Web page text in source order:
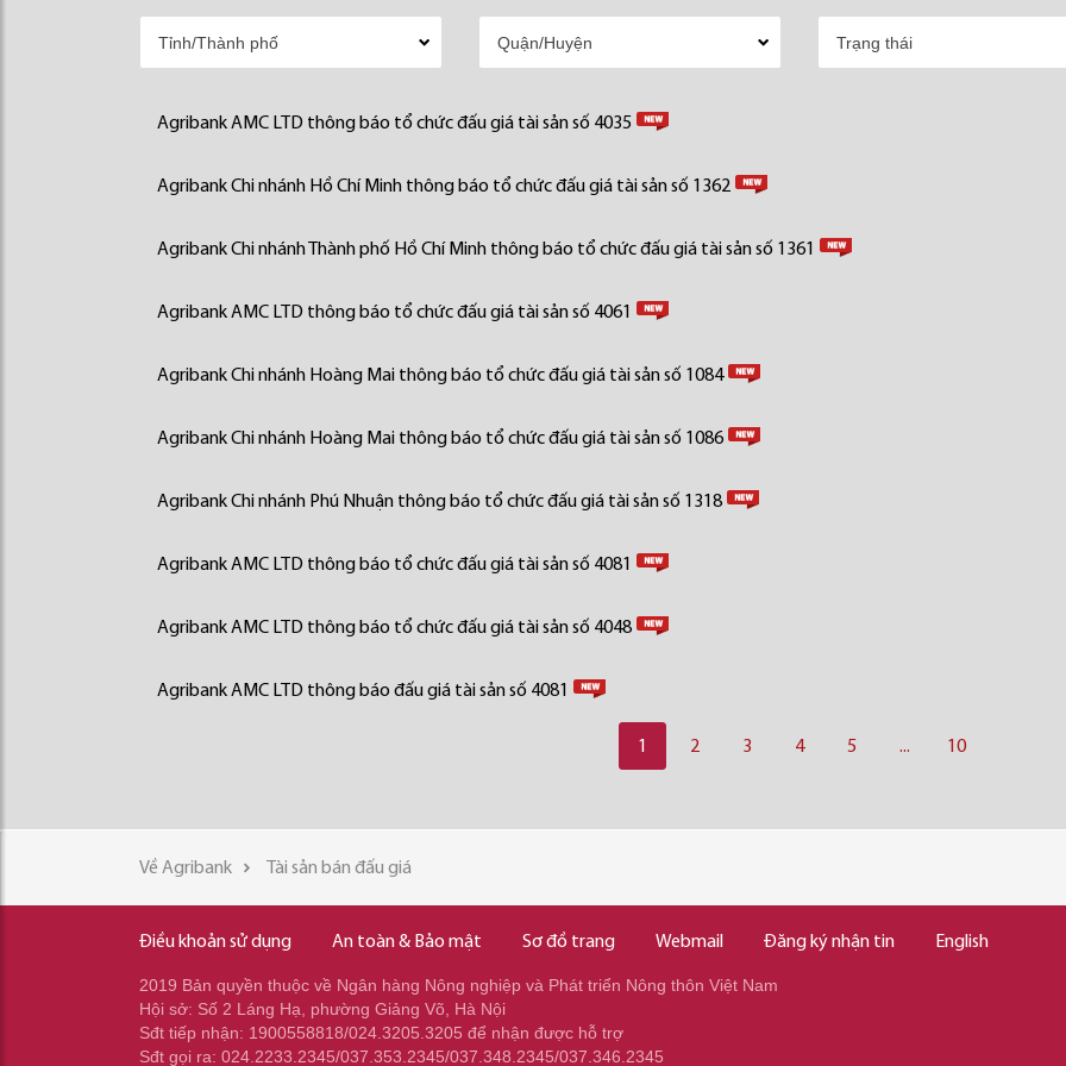
Agribank AMC LTD thông báo tổ chức đấu giá tài sản số 4035
Agribank Chi nhánh Hồ Chí Minh thông báo tổ chức đấu giá tài sản số 1362
Agribank Chi nhánh Thành phố Hồ Chí Minh thông báo tổ chức đấu giá tài sản số 1361
Agribank AMC LTD thông báo tổ chức đấu giá tài sản số 4061
Agribank Chi nhánh Hoàng Mai thông báo tổ chức đấu giá tài sản số 1084
Agribank Chi nhánh Hoàng Mai thông báo tổ chức đấu giá tài sản số 1086
Agribank Chi nhánh Phú Nhuận thông báo tổ chức đấu giá tài sản số 1318
Agribank AMC LTD thông báo tổ chức đấu giá tài sản số 4081
Agribank AMC LTD thông báo tổ chức đấu giá tài sản số 4048
Agribank AMC LTD thông báo đấu giá tài sản số 4081
1 2 3 4 5 ... 10
Về Agribank Tài sản bán đấu giá
Điều khoản sử dụng An toàn & Bảo mật Sơ đồ trang Webmail Đăng ký nhận tin English
2019 Bản quyền thuộc về Ngân hàng Nông nghiệp và Phát triển Nông thôn Việt Nam
Hội sở: Số 2 Láng Hạ, phường Giảng Võ, Hà Nội
Sđt tiếp nhận: 1900558818/024.3205.3205 để nhận được hỗ trợ
Sđt gọi ra: 024.2233.2345/037.353.2345/037.348.2345/037.346.2345